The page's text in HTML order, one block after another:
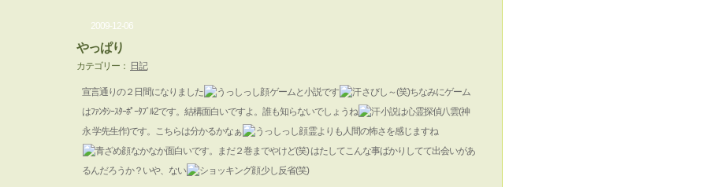
2009-12-06
やっぱり
カテゴリー： 日記
宣言通りの２日間になりました ゲームと小説です
さびし～(笑)ちなみにゲーム
はﾌｧﾝﾀｼｰｽﾀｰﾎﾟｰﾀﾌﾞﾙ2です。結構面白いですよ。誰も知らないでしょうね
小説は心霊探偵八雲(神
永 学先生作)です。こちらは分かるかなぁ
霊よりも人間の怖さを感じますね
なかなか面白いです。まだ２巻までやけど(笑) はたしてこんな事ばかりしてて出会いがあ
るんだろうか？いや、ない
少し反省(笑)